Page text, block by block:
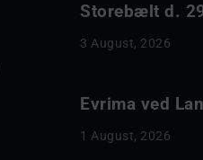
Storebælt d.
3 August, 2026
Evrima ved
1 August, 2026